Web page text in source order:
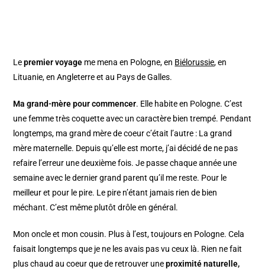
Lepremier voyage me mena en Pologne, en Biélorussie, en
Lituanie, en Angleterre et au Pays de Galles.
Ma grand-mère pour commencer. Elle habite en Pologne. C’est
une femme très coquette avec un caractère bien trempé. Pendant
longtemps, ma grand mère de coeur c’était l’autre : La grand
mère maternelle. Depuis qu’elle est morte, j’ai décidé de ne pas
refaire l’erreur une deuxième fois. Je passe chaque année une
semaine avec le dernier grand parent qu’il me reste. Pour le
meilleur et pour le pire. Le pire n’étant jamais rien de bien
méchant. C’est même plutôt drôle en général.
Mon oncle et mon cousin. Plus à l’est, toujours en Pologne. Cela
faisait longtemps que je ne les avais pas vu ceux là. Rien ne fait
plus chaud au coeur que de retrouver uneproximité naturelle,